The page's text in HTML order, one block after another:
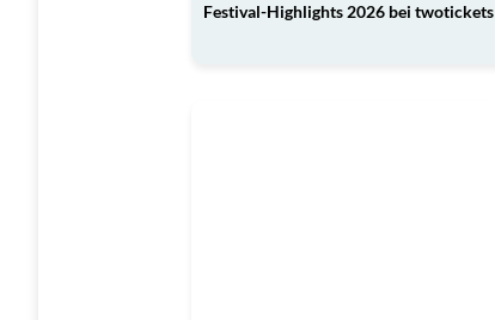
Festival-Highlights 2026 bei twotickets